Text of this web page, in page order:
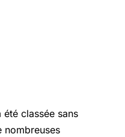
été classée sans
nombreuses